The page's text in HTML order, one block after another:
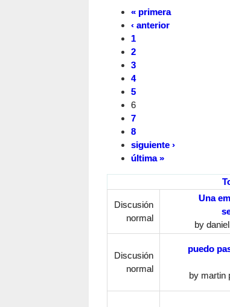
« primera
‹ anterior
1
2
3
4
5
6
7
8
siguiente ›
última »
Discusión
normal
Una
by
Discusión
normal
puedo
by martin